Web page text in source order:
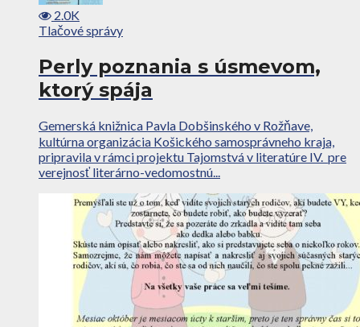
2.0K
Tlačové správy
Perly poznania s úsmevom,
ktorý spája
Gemerská knižnica Pavla Dobšinského v Rožňave,
kultúrna organizácia Košického samosprávneho kraja,
pripravila v rámci projektu Tajomstvá v literatúre IV. pre
verejnosť literárno-vedomostnú...